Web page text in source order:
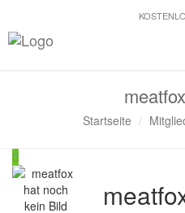
Startseite